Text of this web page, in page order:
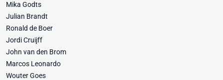
Mika Godts
Julian Brandt
Ronald de Boer
Jordi Cruijff
John van den Brom
Marcos Leonardo
Wouter Goes